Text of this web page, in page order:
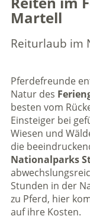
Martell
Reiturlaub im
Pferdefreunde
Natur des
besten vom
Einsteiger bei
Wiesen und
die
Nationalparks
Stunden in der
zu Pferd, hier
auf ihre Kosten.